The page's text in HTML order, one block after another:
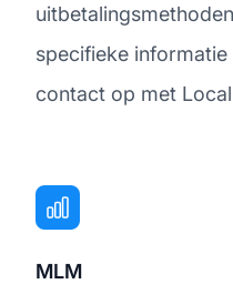
specifieke
contact op met
MLM